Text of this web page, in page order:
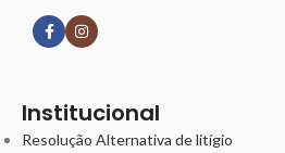
Institucional
Resolução Alternativa de litígio